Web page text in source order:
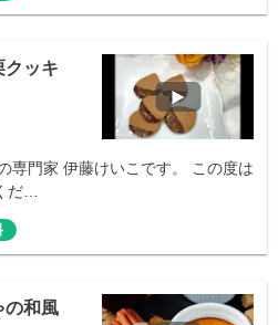
クッキ
専門家 伊藤けいこです。 この度は
だ…
の和風